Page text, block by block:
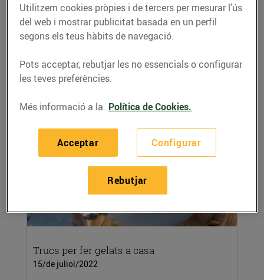
Fruita de pinyol: hidratant i plena de sabor
19/de juliol/2022
Préssecs, paraguaians, nectarines, platerines…
Les fruites de pinyol són delicioses i ens
aporten...
LLEGIR MÉS
Trucs per fer gelats a casa
15/de juliol/2022
Utilitzem cookies pròpies i de tercers per mesurar l’ús
del web i mostrar publicitat basada en un perfil
segons els teus hàbits de navegació.
Pots acceptar, rebutjar les no essencials o configurar
les teves preferències.
Més informació a la Política de Cookies.
Configurar
Rebutjar
Acceptar